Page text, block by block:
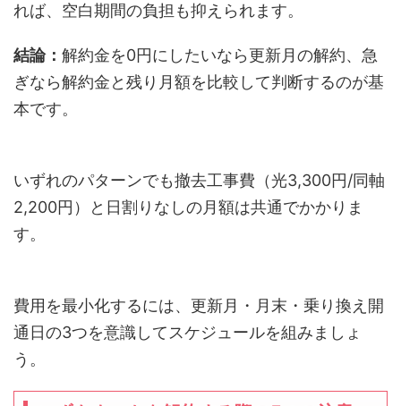
れば、空白期間の負担も抑えられます。
結論： 解約金を0円にしたいなら更新月の解約、急
ぎなら解約金と残り月額を比較して判断するのが基
本です。
いずれのパターンでも撤去工事費（光3,300円/同軸
2,200円）と日割りなしの月額は共通でかかりま
す。
費用を最小化するには、更新月・月末・乗り換え開
通日の3つを意識してスケジュールを組みましょ
う。